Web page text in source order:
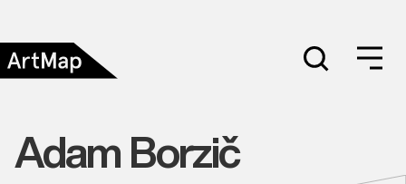
Adam Borzič